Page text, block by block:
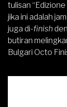
tulisan
jika ini adalah
juga di-finish
butiran
Bulgari Octo